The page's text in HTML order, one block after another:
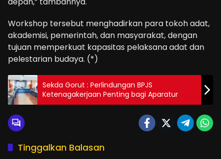
Workshop tersebut menghadirkan para tokoh adat,
akademisi, pemerintah, dan masyarakat, dengan
tujuan memperkuat kapasitas pelaksana adat dan
pelestarian budaya. (*)
Sekda Gorut : Perlindungan BPJS
Ketenagakerjaan Penting bagi Aparatur
Tinggalkan Balasan